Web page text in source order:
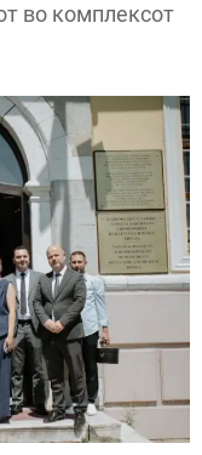
во комплексот